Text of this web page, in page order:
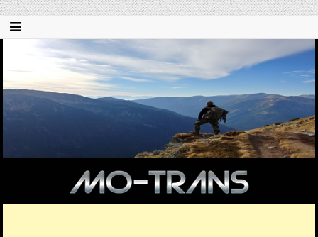
......